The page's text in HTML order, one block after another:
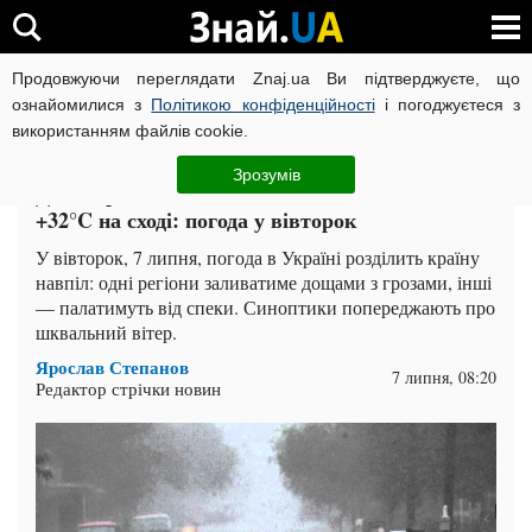
Продовжуючи переглядати Znaj.ua Ви підтверджуєте, що
ознайомилися з Політикою конфіденційностіі погоджуєтеся з
використанням файлів cookie.
Зрозумів
ВІЙНА РОСІЇ ПРОТИ УКРАЇНИ КОРОНАВІРУС В УКРАЇНІ
ЧИТАТЬ НА РУССКОМ
Дощі, грози та шквали на заході, спека до
+32°C на сході: погода у вівторок
У вівторок, 7 липня, погода в Україні розділить країну
навпіл: одні регіони заливатиме дощами з грозами, інші
— палатимуть від спеки. Синоптики попереджають про
шквальний вітер.
Ярослав Степанов
Редактор стрічки новин 7 липня, 08:20